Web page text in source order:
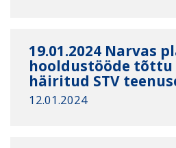
19.01.2024 Narvas
hooldustööde tõttu
häiritud STV
12.01.2024